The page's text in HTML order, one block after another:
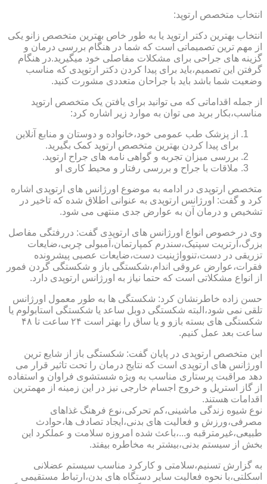
انتخاب متخصص ارتوپد:
انتخاب بهترین دکتر ارتوپد یا به طور خاص بهترین متخصص زانو یکی
از مهم ترین تصمیماتی است که شما در هنگام بررسی درمان و
گزینه های جراحی برای مشکلات مفاصلی خود میگیرید.در هنگام
گرفتن این تصمیم،باید برای پیدا کردن دکتر ارتوپدی که مناسب
وضعیت شما باشد باید با جراحان متعددی مشورت کنید.
از جمله اقداماتی که می توانید برای یافتن یک متخصص ارتوپد
مناسب،بکار برید می توان به موارد زیر اشاره کرد:
از پزشک طب عمومی خود،خانواده و دوستان و منابع آنلاین
برای پیدا کردن بهترین متخصص ارتوپد کمک بگیرید.
بررسی میزان تجربه و گواهی نامه های جراح ارتوپد.
ملاقات با جراح و بررسی رفتار و محیط کاری او
متخصص ارتوپدی در ادامه به موضوع اورژانس های ارتوپدی اشاره
کرد و گفت: اورژانس ارتوپدی به عنوانی اطلاق شده که تاخیر در
تشخیص و درمان آن به عوارض جدی منتهی می شود.
وی در خصوص انواع اورژانس های ارتوپدی گفت: دررفتگی مفاصل
بزرگ،آرتریت سپتیک،سندرم کمپارتمان،آمبولی چربی،ضایعات
تزریقی در دست،تنوواژینیت دست،ضایعات عصبی پیشرونده
فقرات،عوارض عروقی اندام،شکستگی باز و شکستگی گردن فمور
از انواع مشکلاتی است که حتما نیاز به اورژانس ارتوپدی دارد.
حسن زاده خاطرنشان کرد: شکستگی ها به طور معمول اورژانس
تلقی نمی شود،البته شکستگی دوبل ساعد یا شکستگی استابولوم یا
شکستگی های بسته بازو و یا ساق را بهتر است ۲۴ ساعت تا ۴۸
ساعت بعد عمل کنیم.
این متخصص ارتوپدی در پایان گفت: شکستگی باز از شایع ترین
اورژانس های ارتوپدی است که نتایج درمان را تحت تاثیر قرار می
دهد مراقبت پرستاری مناسب به ویژه شستشوی فراوان و استفاده
از گاز استریل و خروج اجسام خارجی نیز در این زمینه از مهمترین
اقدامات هستند.
نوع شیوه زندگی ماشینی،کم تحرکی،نوع فرهنگ غذاهای
مصرفی،ورزش و فعالیت های بدنی،ایجاد تصادف ها،حوادث
طبیعی،غیرمترقبه و...،باعث شده امروزه سلامت و عملکرد این
بخش از سیستم بدنی،بیشتر به مخاطره بیفتد.
به گزارش تسنیم،سلامتی و کارکرد مناسب سیستم عضلانی
اسکلتی،با نحوه فعالیت سایر دستگاه های بدن،ارتباط مستقیمی